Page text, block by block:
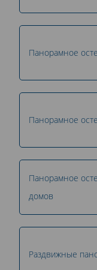
Панорамное
Панорамное
Панорамное
домов
Раздвижные